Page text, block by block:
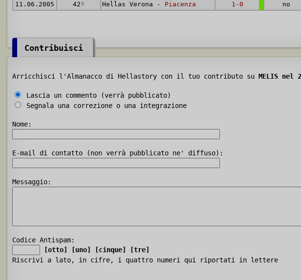
11.06.2005
42 ª Hellas Verona - Piacenza 1-0 no
Contribuisci
Arricchisci l'Almanacco di Hellastory con il tuo contributo su MELIS nel
Lascia un commento (verrà pubblicato)
Segnala una correzione o una integrazione
Nome:
E-mail di contatto (non verrà pubblicato ne' diffuso):
Messaggio:
Codice Antispam:
[otto]
[uno] [cinque]
[tre]
Riscrivi a lato, in cifre, i quattro numeri qui riportati in lettere